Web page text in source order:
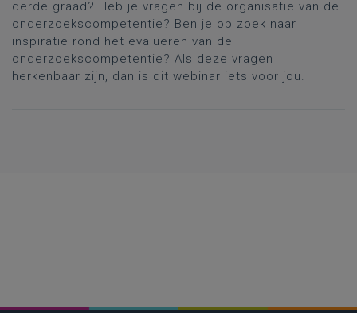
derde graad? Heb je vragen bij de organisatie van de
onderzoekscompetentie? Ben je op zoek naar
inspiratie rond het evalueren van de
onderzoekscompetentie? Als deze vragen
herkenbaar zijn, dan is dit webinar iets voor jou.